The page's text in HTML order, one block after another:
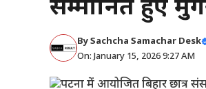
सम्मानित हुए
BySachcha Samachar Desk
On: January 15, 2026 9:27 AM